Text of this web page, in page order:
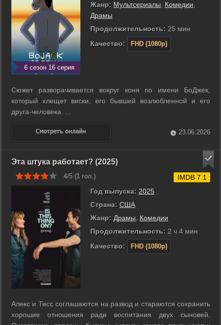
6 сезон 16 серия
Жанр: Мультсериалы Комедии
Драмы
Продолжительность: 25 мин
Качество:
FHD (1080p)
Сюжет разворачивается вокруг коня по имени БоДжек,
который хлещет виски, его бывшей возлюбленной и его
друга-человека. ...
23.06.2026
Эта штука работает? (2025)
4/5 (1 гол.)
Год выпуска: 2025
Страна: США
Жанр: Драмы, Комедии
Продолжительность: 2 ч 4 мин
Качество:
FHD (1080p)
IMDB 7.1
Алекс и Тесс соглашаются на развод и стараются сохранить
хорошие отношения ради воспитания двух сыновей.